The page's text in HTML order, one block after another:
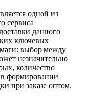
одной из
сервиса
данного
ключевых
выбор между
незначительно
количество
в формировании
при заказе оптом.